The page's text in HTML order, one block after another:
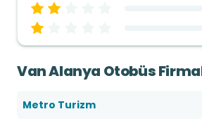
Van Alanya Otobüs
Metro Turizm